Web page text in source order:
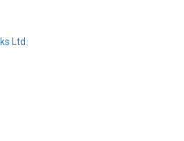
Ltd.